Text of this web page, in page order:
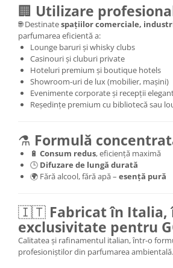
🏢 Utilizare
🌐 Destinatespațiilor comerciale,
parfumarea eficientă a:
Lounge baruri și whisky clubs
Casinouri și cluburi private
Hoteluri premium și boutique hotels
Showroom-uri de lux (mobilier, mașini)
Evenimente corporate și recepții
Reședințe premium cu bibliotecă sau
⚗️ Formulă
🔋 Consum redus, eficiență maximă
🕒 Difuzare de lungă durată
🌍 Fără alcool, fără apă – esență pură
🇮🇹 Fabricat în Italia,
exclusivitate pentru
Calitatea și rafinamentul italian, într-o
profesioniștilor din parfumarea ambientală.